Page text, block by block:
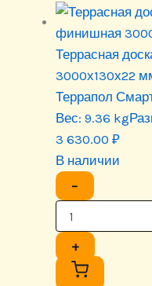
Террасная
3000х130х22
Террапол
Вес: 9.36 kg
3 630.00 ₽
В наличии
−
+